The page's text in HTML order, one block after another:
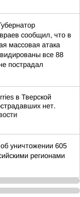
сообщил, что в
массовая атака
все 88
пострадал
в Тверской
нет.
уничтожении 605
регионами